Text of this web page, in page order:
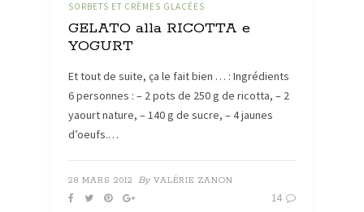
SORBETS ET CRÈMES GLACÉES
GELATO alla RICOTTA e
YOGURT
Et tout de suite, ça le fait bien … : Ingrédients
6 personnes : – 2 pots de 250 g de ricotta, – 2
yaourt nature, – 140 g de sucre, – 4 jaunes
d’oeufs.…
28 MARS 2012 By VALÉRIE ZANON
14